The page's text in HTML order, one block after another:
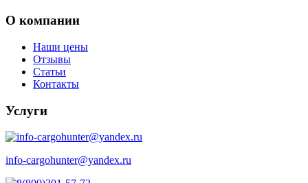
О компании
Наши цены
Отзывы
Статьи
Контакты
Услуги
info-cargohunter@yandex.ru